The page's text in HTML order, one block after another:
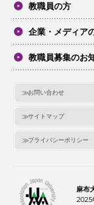
教職員の方
企業・メディア
教職員募集のお
お問い合わせ
サイトマップ
プライバシーポリシー
麻布
2025